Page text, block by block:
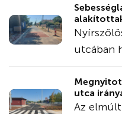
utcában
utca
Az